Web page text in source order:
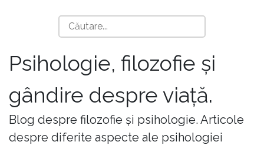
Psihologie, filozofie și
gândire despre viață.
Blog despre filozofie și psihologie. Articole
despre diferite aspecte ale psihologiei